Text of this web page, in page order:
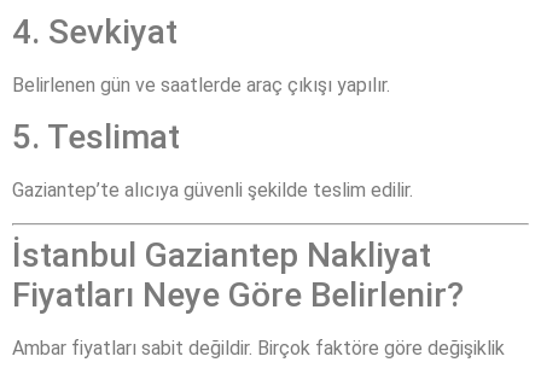
4. Sevkiyat
Belirlenen gün ve saatlerde araç çıkışı yapılır.
5. Teslimat
Gaziantep’te alıcıya güvenli şekilde teslim edilir.
İstanbul Gaziantep Nakliyat
Fiyatları Neye Göre Belirlenir?
Ambar fiyatları sabit değildir. Birçok faktöre göre değişiklik